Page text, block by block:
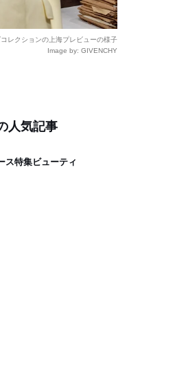
レクションの上海プレビューの様子
Image by: GIVENCHY
人気記事
ス特集ビューティ